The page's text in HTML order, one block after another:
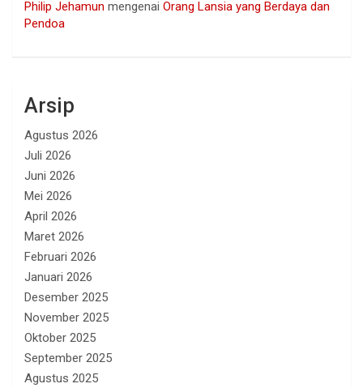
Philip Jehamun mengenai Orang Lansia yang Berdaya dan
Pendoa
Arsip
Agustus 2026
Juli 2026
Juni 2026
Mei 2026
April 2026
Maret 2026
Februari 2026
Januari 2026
Desember 2025
November 2025
Oktober 2025
September 2025
Agustus 2025